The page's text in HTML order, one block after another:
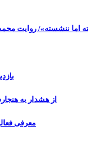
محمد جعفرپور از والفجر ۳ تا
از هشدار به
معرفی